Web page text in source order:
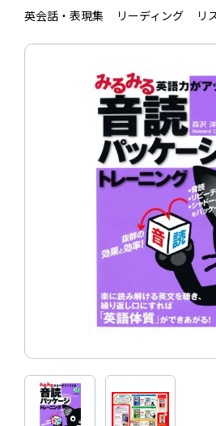
英会話・表現集 リーディング リ